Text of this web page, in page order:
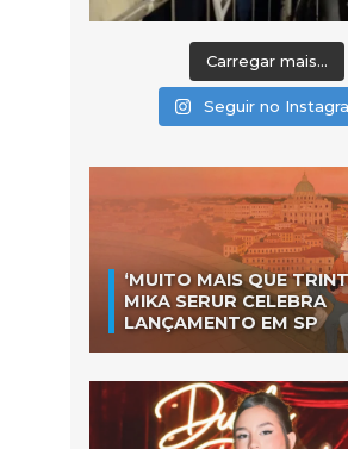
Carregar mais...
Seguir no
‘MUITO MAIS QUE
MIKA SERUR CELEBRA
LANÇAMENTO EM SP